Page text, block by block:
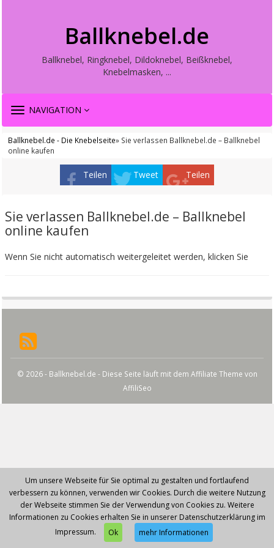
Ballknebel.de
Ballknebel, Ringknebel, Dildoknebel, Beißknebel,
Knebelmasken, ...
TOGGLE
NAVIGATION
Ballknebel.de - Die Knebelseite» Sie verlassen Ballknebel.de – Ballknebel
online kaufen
Teilen Tweet Teilen
Sie verlassen Ballknebel.de – Ballknebel
online kaufen
Wenn Sie nicht automatisch weitergeleitet werden, klicken Sie
© 2026 - Ballknebel.de - Diese Seite läuft mit dem Affiliate Theme von
AffiliSeo
Um unsere Webseite für Sie optimal zu gestalten und fortlaufend
verbessern zu können, verwenden wir Cookies. Durch die weitere Nutzung
der Webseite stimmen Sie der Verwendung von Cookies zu. Weitere
Informationen zu Cookies erhalten Sie in unserer Datenschutzerklärung im
Impressum.
Ok mehr Informationen